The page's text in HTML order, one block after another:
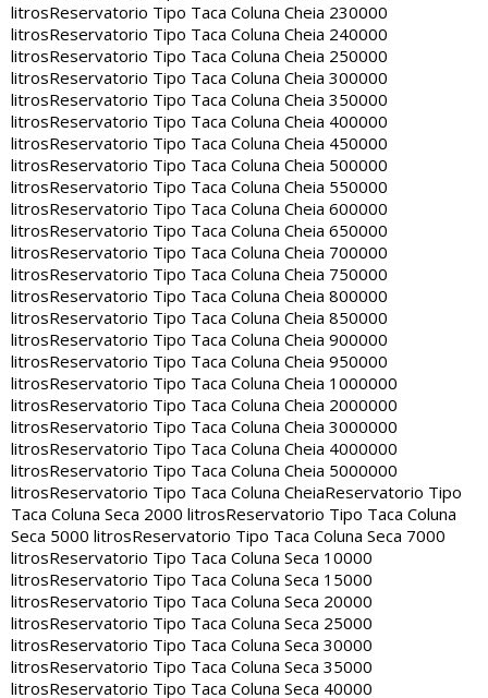
litrosReservatorio Tipo Taca Coluna Cheia 230000
litrosReservatorio Tipo Taca Coluna Cheia 240000
litrosReservatorio Tipo Taca Coluna Cheia 250000
litrosReservatorio Tipo Taca Coluna Cheia 300000
litrosReservatorio Tipo Taca Coluna Cheia 350000
litrosReservatorio Tipo Taca Coluna Cheia 400000
litrosReservatorio Tipo Taca Coluna Cheia 450000
litrosReservatorio Tipo Taca Coluna Cheia 500000
litrosReservatorio Tipo Taca Coluna Cheia 550000
litrosReservatorio Tipo Taca Coluna Cheia 600000
litrosReservatorio Tipo Taca Coluna Cheia 650000
litrosReservatorio Tipo Taca Coluna Cheia 700000
litrosReservatorio Tipo Taca Coluna Cheia 750000
litrosReservatorio Tipo Taca Coluna Cheia 800000
litrosReservatorio Tipo Taca Coluna Cheia 850000
litrosReservatorio Tipo Taca Coluna Cheia 900000
litrosReservatorio Tipo Taca Coluna Cheia 950000
litrosReservatorio Tipo Taca Coluna Cheia 1000000
litrosReservatorio Tipo Taca Coluna Cheia 2000000
litrosReservatorio Tipo Taca Coluna Cheia 3000000
litrosReservatorio Tipo Taca Coluna Cheia 4000000
litrosReservatorio Tipo Taca Coluna Cheia 5000000
litrosReservatorio Tipo Taca Coluna CheiaReservatorio Tipo
Taca Coluna Seca 2000 litrosReservatorio Tipo Taca Coluna
Seca 5000 litrosReservatorio Tipo Taca Coluna Seca 7000
litrosReservatorio Tipo Taca Coluna Seca 10000
litrosReservatorio Tipo Taca Coluna Seca 15000
litrosReservatorio Tipo Taca Coluna Seca 20000
litrosReservatorio Tipo Taca Coluna Seca 25000
litrosReservatorio Tipo Taca Coluna Seca 30000
litrosReservatorio Tipo Taca Coluna Seca 35000
litrosReservatorio Tipo Taca Coluna Seca 40000